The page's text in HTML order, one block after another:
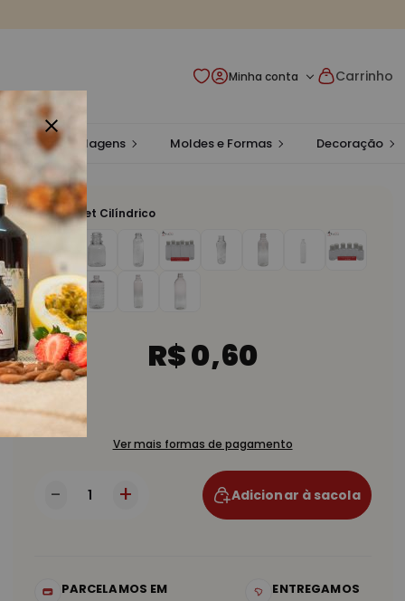
Minha conta Carrinho
e Embalagens Moldes e Formas Decoração
Frasco Pet Cilíndrico
R$ 0,60
Ver mais formas de pagamento
- + Adicionar à sacola
PARCELAMOS EM
ENTREGAMOS